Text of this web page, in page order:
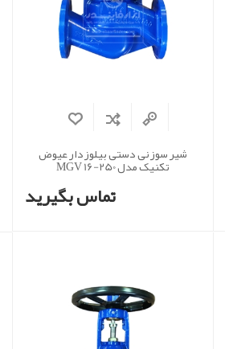
شیر سوزنی دستی بیلوزدار عیوض
تکنیک مدل MGV 16-250
تماس بگیرید